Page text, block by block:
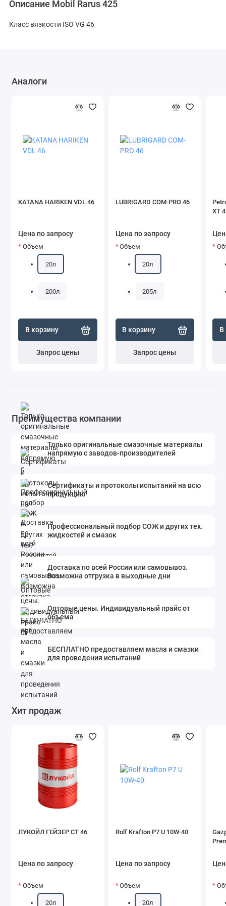
Описание Mobil Rarus 425
Класс вязкости ISO VG 46
Аналоги
KATANA HARIKEN VDL 46
Цена по запросу
Объем
20л
200л
В корзину
Запрос цены
LUBRIGARD COM-PRO 46
Цена по запросу
Объем
20л
205л
В корзину
Запрос цены
XT
В
Преимущества компании
Только оригинальные смазочные материалы
напрямую с заводов-производителей
Сертификаты и протоколы испытаний на всю
продукцию
Профессиональный подбор СОЖ и других тех.
жидкостей и смазок
Доставка по всей России или самовывоз.
Возможна отгрузка в выходные дни
Оптовые цены. Индивидуальный прайс от
объема
БЕСПЛАТНО предоставляем масла и смазки
для проведения испытаний
Хит продаж
ЛУКОЙЛ ГЕЙЗЕР СТ 46
Цена по запросу
Объем
20л
Rolf Krafton P7 U 10W-40
Цена по запросу
Объем
20л